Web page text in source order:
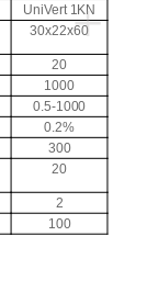
+
UniVert 1KN
30x22x60
20
1000
0.5-1000
0.2%
300
20
2
100